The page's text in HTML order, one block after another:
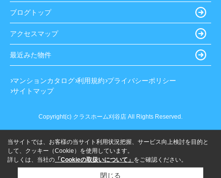
ブログトップ
アクセスマップ
最近みた物件
マンションカタログ 利用規約 プライバシーポリシー
サイトマップ
Copyright(c) クラスホーム刈谷店 All Rights Reserved.
当サイトでは、お客様の当サイト利用状況把握、サービス向上検討を目的と
して、クッキー（Cookie）を使用しています。
詳しくは、当社の 「Cookieの取扱いについて」 をご確認ください。
閉じる